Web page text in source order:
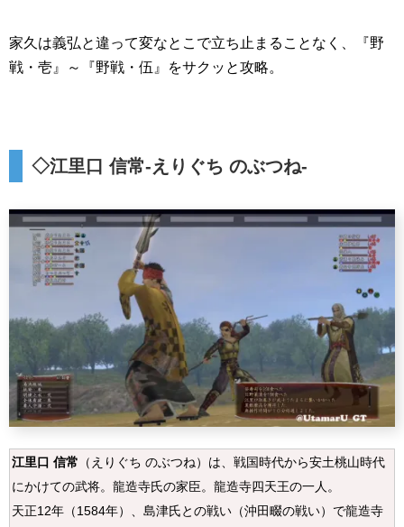
家久は義弘と違って変なとこで立ち止まることなく、『野
戦・壱』～『野戦・伍』をサクッと攻略。
◇江里口 信常-えりぐち のぶつね-
江里口 信常 （えりぐち のぶつね）は、戦国時代から安土桃山時代
にかけての武将。龍造寺氏の家臣。龍造寺四天王の一人。
天正12年（1584年）、島津氏との戦い（沖田畷の戦い）で龍造寺